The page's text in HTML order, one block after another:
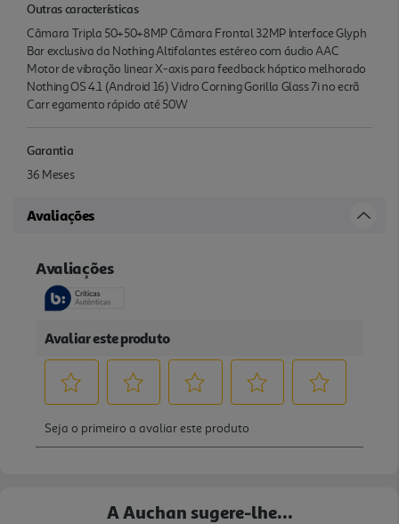
Outras características
Câmara Tripla 50+50+8MP Câmara Frontal 32MP Interface Glyph
Bar exclusiva da Nothing Altifalantes estéreo com áudio AAC
Motor de vibração linear X-axis para feedback háptico melhorado
Nothing OS 4.1 (Android 16) Vidro Corning Gorilla Glass 7i no ecrã
Carr egamento rápido até 50W
Garantia
36 Meses
Avaliações
A Auchan sugere-lhe...